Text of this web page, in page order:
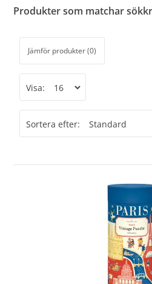
Produkter som matchar
Jämför produkter (0)
Visa:
Sortera efter: